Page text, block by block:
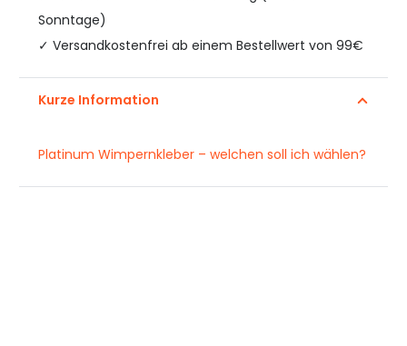
Sonntage)
✓ Versandkostenfrei ab einem Bestellwert von 99€
Kurze Information
Platinum Wimpernkleber – welchen soll ich wählen?